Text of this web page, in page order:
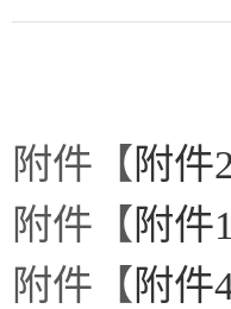
附件【 附件
附件【 附件
附件【 附件